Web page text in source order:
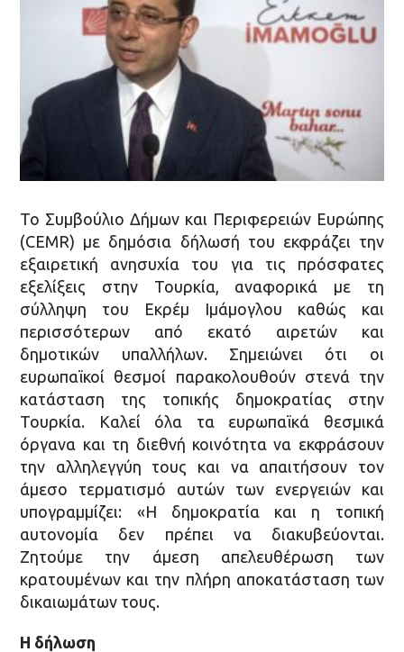
Το Συμβούλιο Δήμων και Περιφερειών Ευρώπης
(CEMR) με δημόσια δήλωσή του εκφράζει την
εξαιρετική ανησυχία του για τις πρόσφατες
εξελίξεις στην Τουρκία, αναφορικά με τη
σύλληψη του Εκρέμ Ιμάμογλου καθώς και
περισσότερων από εκατό αιρετών και
δημοτικών υπαλλήλων. Σημειώνει ότι οι
ευρωπαϊκοί θεσμοί παρακολουθούν στενά την
κατάσταση της τοπικής δημοκρατίας στην
Τουρκία. Καλεί όλα τα ευρωπαϊκά θεσμικά
όργανα και τη διεθνή κοινότητα να εκφράσουν
την αλληλεγγύη τους και να απαιτήσουν τον
άμεσο τερματισμό αυτών των ενεργειών και
υπογραμμίζει: «Η δημοκρατία και η τοπική
αυτονομία δεν πρέπει να διακυβεύονται.
Ζητούμε την άμεση απελευθέρωση των
κρατουμένων και την πλήρη αποκατάσταση των
δικαιωμάτων τους.
Η δήλωση